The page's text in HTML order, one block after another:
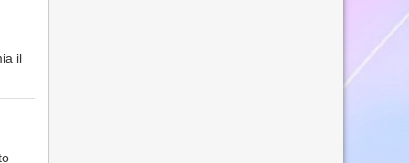
il